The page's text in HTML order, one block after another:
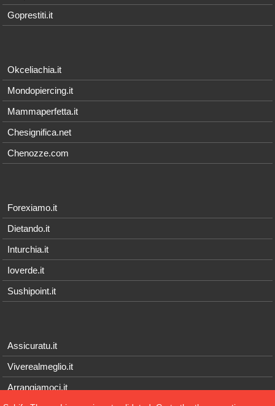
Goprestiti.it
Okceliachia.it
Mondopiercing.it
Mammaperfetta.it
Chesignifica.net
Chenozze.com
Forexiamo.it
Dietando.it
Inturchia.it
Ioverde.it
Sushipoint.it
Assicuratu.it
Viverealmeglio.it
Arrangiamoci.it